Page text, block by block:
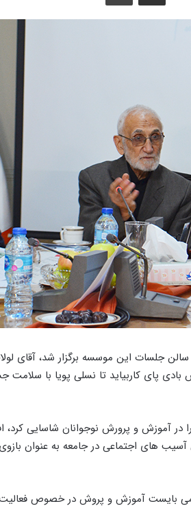
جمعیت که ۱۵ شهریور در سالن جلسات این موسسه برگزار شد،
پای کاربیاید تا نسلی پویا با سلامت
در آموزش و پرورش نوجوانان شاسایی کرد،
های اجتماعی در جامعه به عنوان
می بایست آموزش و پروش در خصوص